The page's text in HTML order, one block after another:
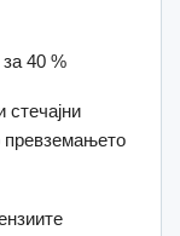
40 %
стечајни
превземањето